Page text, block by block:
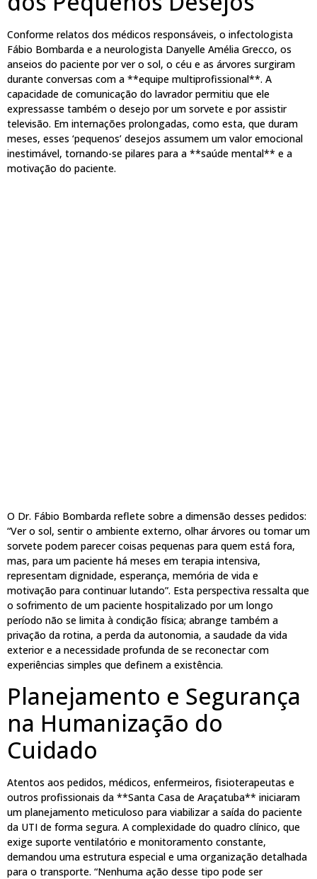
Conforme relatos dos médicos responsáveis, o infectologista
Fábio Bombarda e a neurologista Danyelle Amélia Grecco, os
anseios do paciente por ver o sol, o céu e as árvores surgiram
durante conversas com a **equipe multiprofissional**. A
capacidade de comunicação do lavrador permitiu que ele
expressasse também o desejo por um sorvete e por assistir
televisão. Em internações prolongadas, como esta, que duram
meses, esses ‘pequenos’ desejos assumem um valor emocional
inestimável, tornando-se pilares para a **saúde mental** e a
motivação do paciente.
O Dr. Fábio Bombarda reflete sobre a dimensão desses pedidos:
“Ver o sol, sentir o ambiente externo, olhar árvores ou tomar um
sorvete podem parecer coisas pequenas para quem está fora,
mas, para um paciente há meses em terapia intensiva,
representam dignidade, esperança, memória de vida e
motivação para continuar lutando”. Esta perspectiva ressalta que
o sofrimento de um paciente hospitalizado por um longo
período não se limita à condição física; abrange também a
privação da rotina, a perda da autonomia, a saudade da vida
exterior e a necessidade profunda de se reconectar com
experiências simples que definem a existência.
Planejamento e Segurança
na Humanização do
Cuidado
Atentos aos pedidos, médicos, enfermeiros, fisioterapeutas e
outros profissionais da **Santa Casa de Araçatuba** iniciaram
um planejamento meticuloso para viabilizar a saída do paciente
da UTI de forma segura. A complexidade do quadro clínico, que
exige suporte ventilatório e monitoramento constante,
demandou uma estrutura especial e uma organização detalhada
para o transporte. “Nenhuma ação desse tipo pode ser